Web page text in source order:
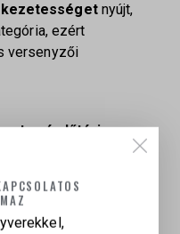
nyújt,
ezért
versenyzői
és lőtéri
ahol fontos a
stabil pálya 25–50